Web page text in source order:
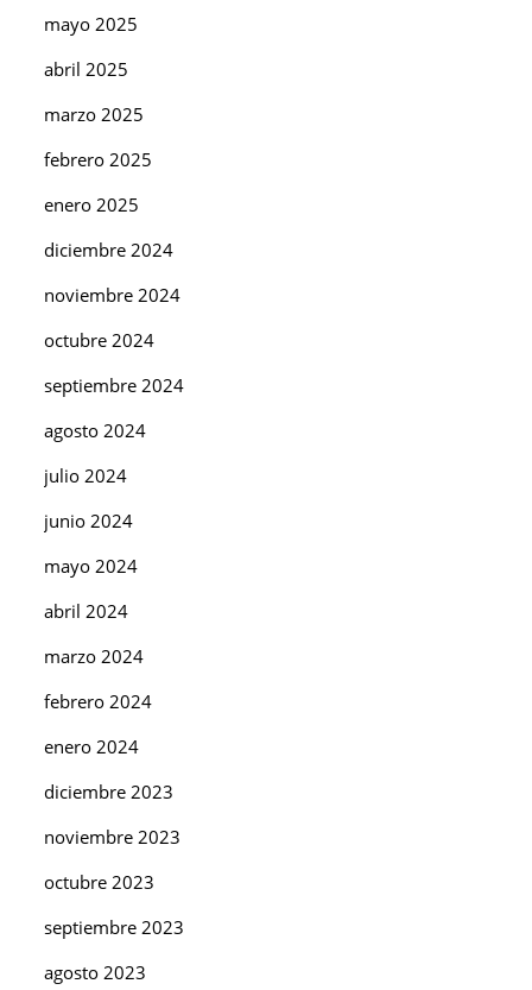
mayo 2025
abril 2025
marzo 2025
febrero 2025
enero 2025
diciembre 2024
noviembre 2024
octubre 2024
septiembre 2024
agosto 2024
julio 2024
junio 2024
mayo 2024
abril 2024
marzo 2024
febrero 2024
enero 2024
diciembre 2023
noviembre 2023
octubre 2023
septiembre 2023
agosto 2023